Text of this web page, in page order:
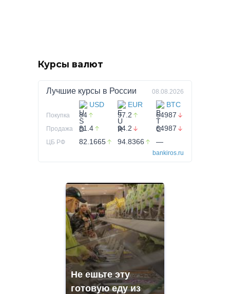
Курсы валют
Лучшие курсы в России 08.08.2026
USD EUR BTC
Покупка 84 97.2 64987
Продажа 81.4 94.2 64987
ЦБ РФ 82.1665 94.8366 —
bankiros.ru
Не ешьте эту
готовую еду из